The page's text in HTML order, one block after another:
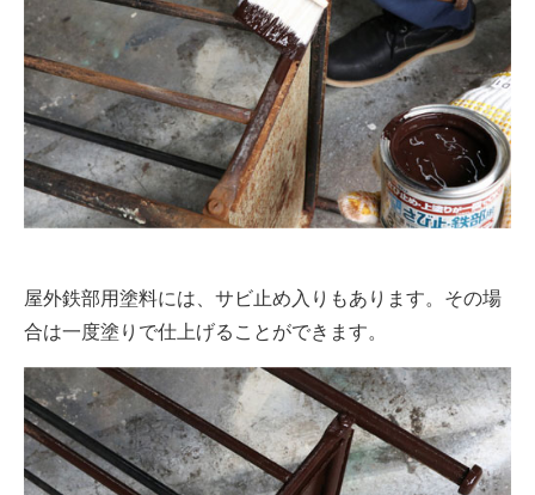
屋外鉄部用塗料には、サビ止め入りもあります。その場
合は一度塗りで仕上げることができます。